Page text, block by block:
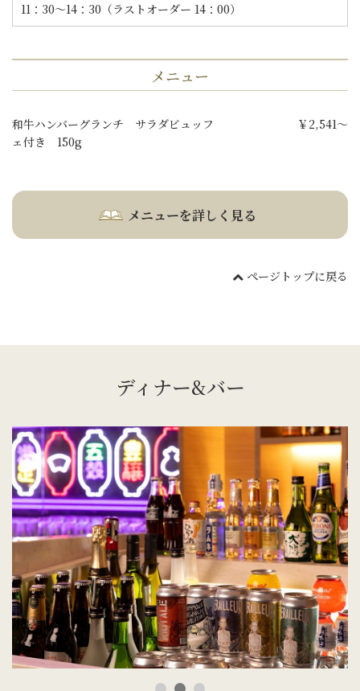
11：30～14：30（ラストオーダー 14：00）
メニュー
和牛ハンバーグランチ サラダビュッフ
ェ付き 150g
￥2,541～
メニューを詳しく見る
ページトップに戻る
ディナー&バー